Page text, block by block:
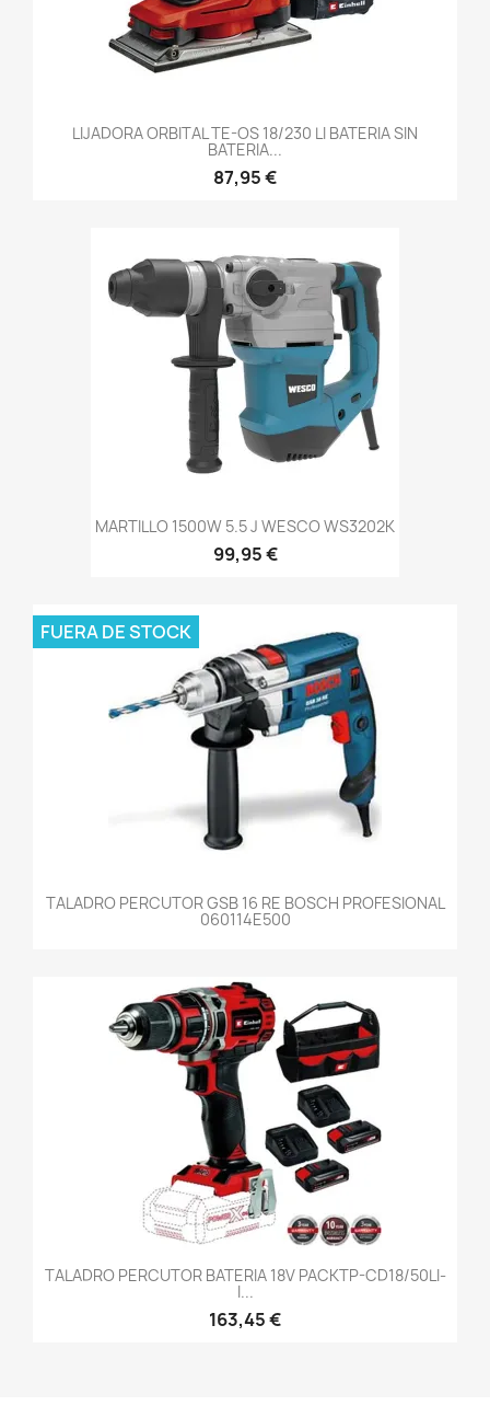
LIJADORA ORBITAL TE-OS 18/230 LI BATERIA SIN
BATERIA...
87,95 €
MARTILLO 1500W 5.5 J WESCO WS3202K
99,95 €
TALADRO PERCUTOR GSB 16 RE BOSCH PROFESIONAL
060114E500
FUERA DE STOCK
TALADRO PERCUTOR BATERIA 18V PACKTP-CD18/50LI-
I...
163,45 €